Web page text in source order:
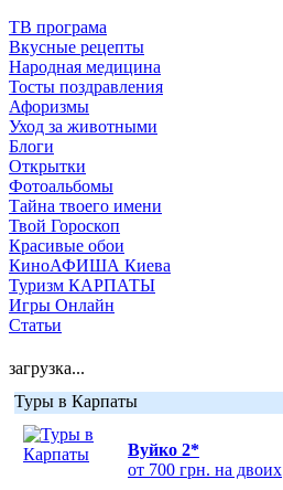
ТВ програма
Вкусные рецепты
Народная медицина
Тосты поздравления
Афоризмы
Уход за животными
Блоги
Открытки
Фотоальбомы
Тайна твоего имени
Твой Гороскоп
Красивые обои
КиноАФИША Киева
Туризм КАРПАТЫ
Игры Онлайн
Статьи
загрузка...
Туры в Карпаты
Вуйко 2*
от 700 грн. на двоих